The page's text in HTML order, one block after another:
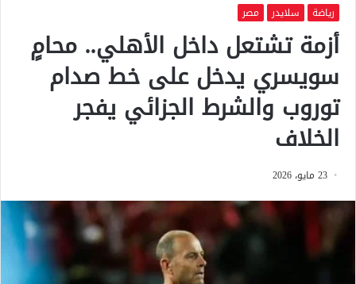
رياضة سلايدر مصر
أزمة تشتعل داخل الأهلي.. محامٍ
سويسري يدخل على خط صدام
توروب والشرط الجزائي يفجر
الخلاف
23 مايو، 2026